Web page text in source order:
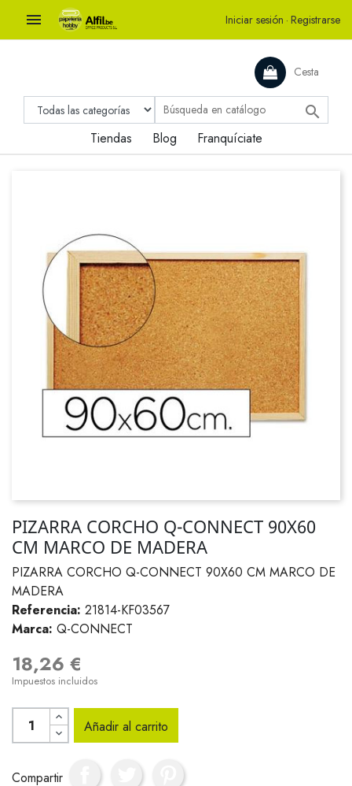
 Iniciar sesión · Registrarse
Cesta

Tiendas Blog Franquíciate
PIZARRA CORCHO Q-CONNECT 90X60
CM MARCO DE MADERA
PIZARRA CORCHO Q-CONNECT 90X60 CM MARCO DE
MADERA
Referencia: 21814-KF03567
Marca: Q-CONNECT
18,26 €
Impuestos incluidos
Añadir al carrito
Compartir